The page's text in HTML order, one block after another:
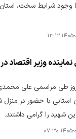
وجود شرایط سخت، استان
۱۳:۱۲
وزیر اقتصاد
طی مراسمی علی محمدی
استانی با حضور در منزل
شهید را گرامی داشتند.
۱۴ ۰۷:۳۰